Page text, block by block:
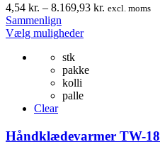
4,54 kr. – 8.169,93 kr. Prisinterval:
excl. moms
Sammenlign
Vælg mulighederDette
flere
Mulighederne
på
stk
pakke
kolli
palle
Clear
Håndklædevarmer TW-18